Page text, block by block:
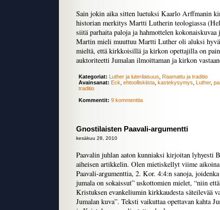
Sain jokin aika sitten luetuksi Kaarlo Arffmanin
historian merkitys Martti Lutherin teologiassa
siitä parhaita paloja ja hahmottelen kokonaiskuvaa
Martin mieli muuttuu Martti Luther oli aluksi
mieltä, että kirkkoisillä ja kirkon opettajilla on
auktoriteetti Jumalan ilmoittaman ja kirkon
Kategoriat: Luther ja luterilaisuus Raamattu ja traditio
Avainsanat: Eck ehtoolliskiista kastekysymys Luther,
traditio
Kommentit: 9 kommenttia
Gnostilaisten Paavali-argumentti
kesäkuu 28, 2010
Paavalin juhlan aaton kunniaksi kirjoitan lyhyesti
aiheisen artikkelin. Olen mietiskellyt viime
Paavali-argumenttia, 2. Kor. 4:4:n sanoja,
jumala on sokaissut” uskottomien mielet, “niin että
Kristuksen evankeliumin kirkkaudesta säteilevää
Jumalan kuva”. Teksti vaikuttaa opettavan kahta